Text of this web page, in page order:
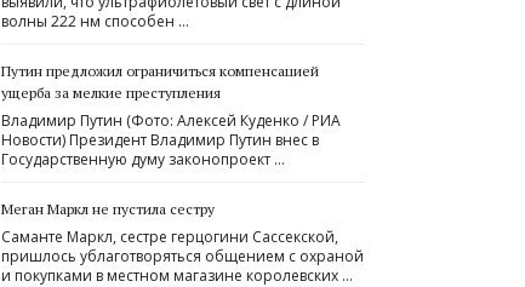
волны 222 нм способен …
Путин предложил ограничиться компенсацией
ущерба за мелкие преступления
Владимир Путин (Фото: Алексей Куденко / РИА
Новости) Президент Владимир Путин внес в
Государственную думу законопроект …
Меган Маркл не пустила сестру
Саманте Маркл, сестре герцогини Сассекской,
пришлось ублаготворяться общением с охраной
и покупками в местном магазине королевских …